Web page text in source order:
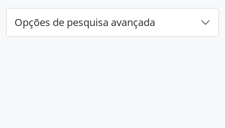
Opções de pesquisa avançada